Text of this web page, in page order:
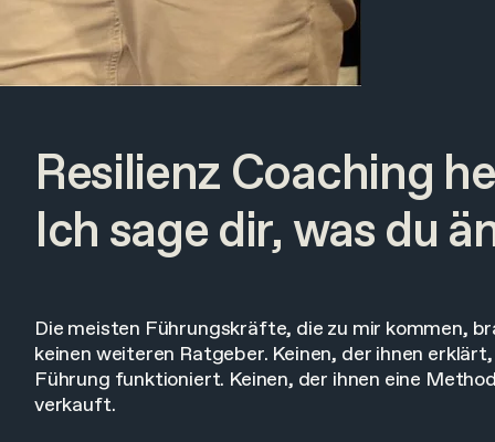
Resilienz Coaching
Ich sage dir, was du
Die meisten Führungskräfte, die zu mir kommen,
keinen weiteren Ratgeber. Keinen, der ihnen
Führung funktioniert. Keinen, der ihnen eine
verkauft.